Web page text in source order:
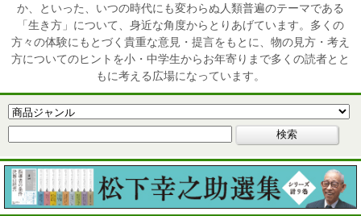
か、といった、いつの時代にも変わらぬ人類普遍のテーマである
「生き方」について、身近な角度からとりあげています。多くの
方々の体験にもとづく貴重な意見・提言をもとに、物の見方・考え
方についてのヒントを小・中学生からお年寄りまで多くの読者とと
もに考える広場になっています。